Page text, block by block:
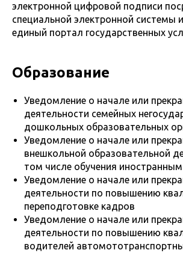
электронной цифровой подписи
специальной электронной системы
единый портал государственных
Образование
Уведомление о начале или
деятельности семейных
дошкольных образовательных
Уведомление о начале или
внешкольной образовательной
том числе обучения
Уведомление о начале или
деятельности по повышению
переподготовке кадров
Уведомление о начале или
деятельности по повышению
водителей